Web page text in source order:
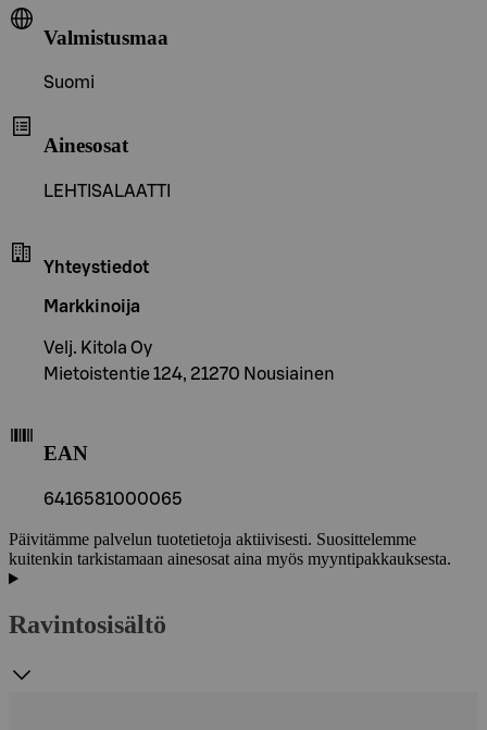
Valmistusmaa
Suomi
Ainesosat
LEHTISALAATTI
Yhteystiedot
Markkinoija
Velj. Kitola Oy
Mietoistentie 124, 21270 Nousiainen
EAN
6416581000065
Päivitämme palvelun tuotetietoja aktiivisesti. Suosittelemme
kuitenkin tarkistamaan ainesosat aina myös myyntipakkauksesta.
Ravintosisältö